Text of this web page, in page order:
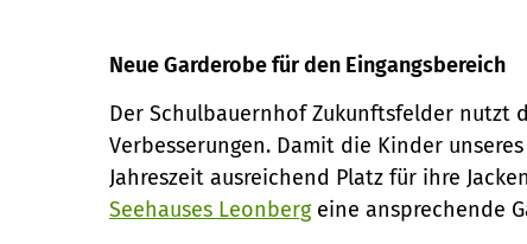
Neue Garderobe für den Eingangsbereich
Der Schulbauernhof Zukunftsfelder nutzt
Verbesserungen. Damit die Kinder
Jahreszeit ausreichend Platz für ihre
Seehauses Leonbergeine ansprechende